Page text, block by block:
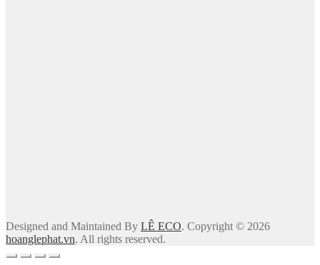
Designed and Maintained By LÊ ECO. Copyright © 2026
hoanglephat.vn. All rights reserved.